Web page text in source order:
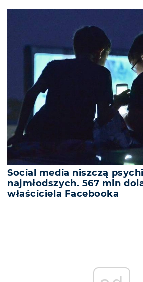
Social media niszczą
najmłodszych. 567 mln
właściciela Facebooka